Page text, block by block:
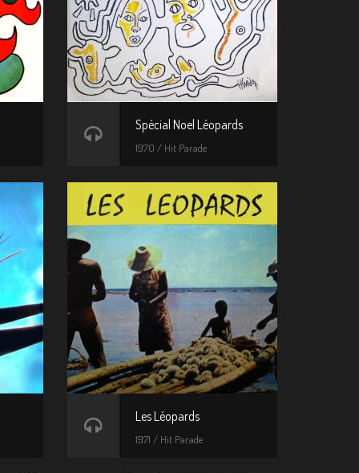
Spécial Noel Léopards
1970 / Hit Parade
Les Léopards
1971 / Hit Parade